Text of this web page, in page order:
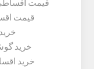
قیمت
قیمت
خرید
خرید